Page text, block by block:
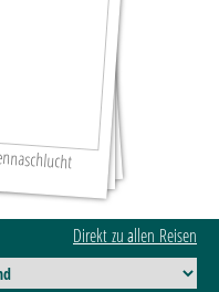
Direkt zu allen Reisen